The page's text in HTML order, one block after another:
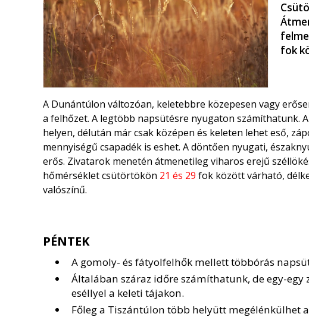
fok
A Dunántúlon változóan, keletebbre közepesen vagy
a felhőzet. A legtöbb napsütésre nyugaton számíthatunk.
helyen, délután már csak középen és keleten lehet eső,
mennyiségű csapadék is eshet. A döntően nyugati,
erős. Zivatarok menetén átmenetileg viharos erejű
hőmérséklet csütörtökön 21 és 29 fok között várható,
valószínű.
PÉNTEK
A gomoly- és fátyolfelhők mellett többórás
Általában száraz időre számíthatunk, de egy-
eséllyel a keleti tájakon.
Főleg a Tiszántúlon több helyütt megélénkülhet